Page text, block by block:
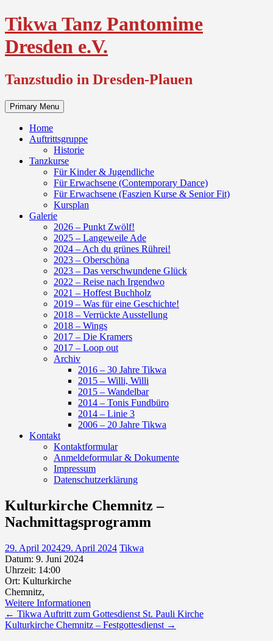
Skip
to
content
Tikwa Tanz Pantomime
Dresden e.V.
Tanzstudio in Dresden-Plauen
Primary Menu
Home
Auftrittsgruppe
Historie
Tanzkurse
Für Kinder & Jugendliche
Für Erwachsene (Contemporary Dance)
Für Erwachsene (Faszien Kurse & Senior Fit)
Kursplan
Galerie
2026 – Punkt Zwölf!
2025 – Langeweile Ade
2024 – Ach du grünes Rührei!
2023 – Oberschöna
2023 – Das verschwundene Glück
2022 – Reise nach Irgendwo
2021 – Hoffest Buchholz
2019 – Was für eine Geschichte!
2018 – Verrückte Ausstellung
2018 – Wings
2017 – Die Kramers
2017 – Loop out
Archiv
2016 – 30 Jahre Tikwa
2015 – Willi, Willi
2015 – Wandelbar
2014 – Tonis Fundbüro
2014 – Linie 3
2006 – 20 Jahre Tikwa
Kontakt
Kontaktformular
Anmeldeformular & Dokumente
Impressum
Datenschutzerklärung
Kulturkirche Chemnitz –
Nachmittagsprogramm
29. April 202429. April 2024 Tikwa
Datum: 9. Juni 2024
Uhrzeit: 14:00
Ort: Kulturkirche
Chemnitz,
Weitere Informationen
Post
navigation
← Tikwa Auftritt zum Gottesdienst St. Pauli Kirche
Kulturkirche Chemnitz – Festgottesdienst →